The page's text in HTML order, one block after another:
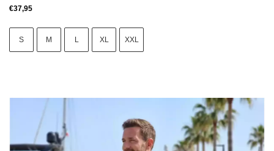
€37,95
S M L XL XXL